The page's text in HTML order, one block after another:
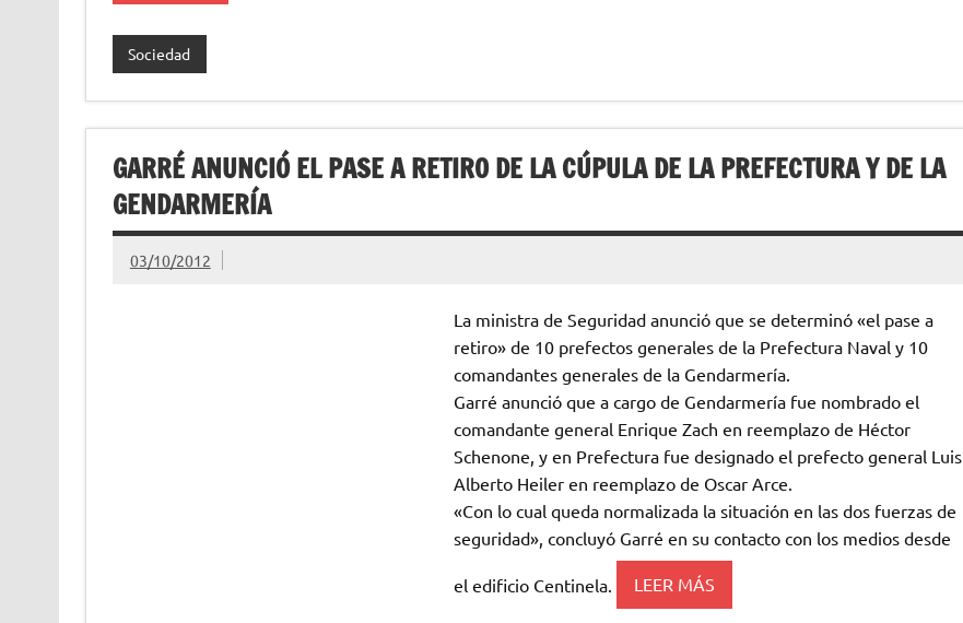
Sociedad
GARRÉ ANUNCIÓ EL PASE A RETIRO DE LA CÚPULA DE LA PREFECTURA Y DE LA
GENDARMERÍA
03/10/2012
La ministra de Seguridad anunció que se determinó «el pase a
retiro» de 10 prefectos generales de la Prefectura Naval y 10
comandantes generales de la Gendarmería.
Garré anunció que a cargo de Gendarmería fue nombrado el
comandante general Enrique Zach en reemplazo de Héctor
Schenone, y en Prefectura fue designado el prefecto general Luis
Alberto Heiler en reemplazo de Oscar Arce.
«Con lo cual queda normalizada la situación en las dos fuerzas de
seguridad», concluyó Garré en su contacto con los medios desde
el edificio Centinela. LEER MÁS